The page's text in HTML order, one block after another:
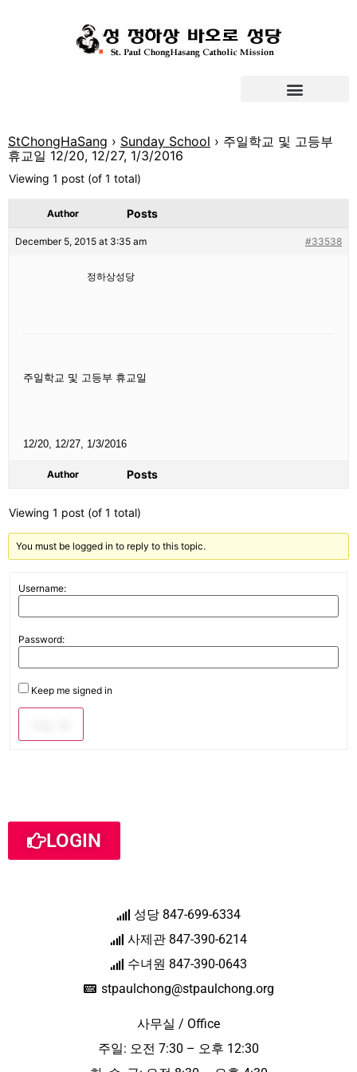
StChongHaSang › Sunday School › 주일학교 및 고등부
휴교일 12/20, 12/27, 1/3/2016
Viewing 1 post (of 1 total)
Author Posts
December 5, 2015 at 3:35 am #33538
정하상성당
주일학교 및 고등부 휴교일
12/20, 12/27, 1/3/2016
Author Posts
Viewing 1 post (of 1 total)
You must be logged in to reply to this topic.
Username:
Password:
Keep me signed in
LOGIN
성당 847-699-6334
사제관 847-390-6214
수녀원 847-390-0643
stpaulchong@stpaulchong.org
사무실 / Office
주일: 오전 7:30 – 오후 12:30